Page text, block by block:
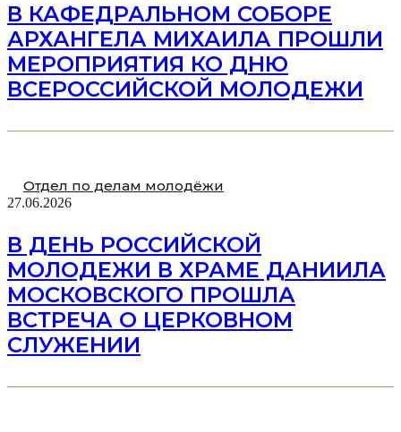
В КАФЕДРАЛЬНОМ СОБОРЕ
АРХАНГЕЛА МИХАИЛА ПРОШЛИ
МЕРОПРИЯТИЯ КО ДНЮ
ВСЕРОССИЙСКОЙ МОЛОДЕЖИ
Отдел по делам молодёжи
27.06.2026
В ДЕНЬ РОССИЙСКОЙ
МОЛОДЕЖИ В ХРАМЕ ДАНИИЛА
МОСКОВСКОГО ПРОШЛА
ВСТРЕЧА О ЦЕРКОВНОМ
СЛУЖЕНИИ